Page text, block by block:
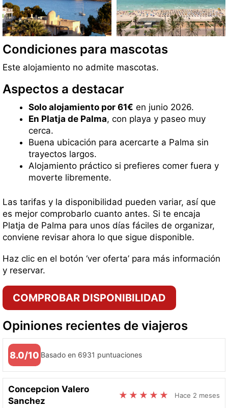
Condiciones para mascotas
Este alojamiento no admite mascotas.
Aspectos a destacar
Solo alojamiento por 61€ en junio 2026.
En Platja de Palma, con playa y paseo muy
cerca.
Buena ubicación para acercarte a Palma sin
trayectos largos.
Alojamiento práctico si prefieres comer fuera y
moverte libremente.
Las tarifas y la disponibilidad pueden variar, así que
es mejor comprobarlo cuanto antes. Si te encaja
Platja de Palma para unos días fáciles de organizar,
conviene revisar ahora lo que sigue disponible.
Haz clic en el botón ‘ver oferta’ para más información
y reservar.
COMPROBAR DISPONIBILIDAD
Opiniones recientes de viajeros
8.0/10 Basado en 6931 puntuaciones
Concepcion Valero
Sanchez
Hace 2 meses